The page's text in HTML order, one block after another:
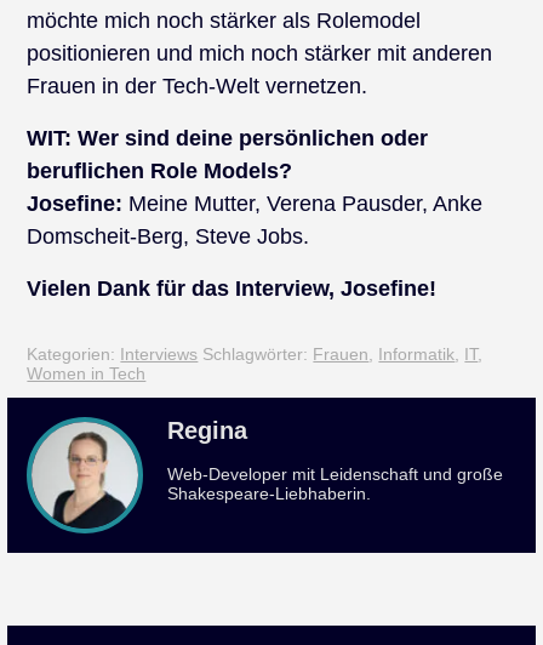
möchte mich noch stärker als Rolemodel
positionieren und mich noch stärker mit anderen
Frauen in der Tech-Welt vernetzen.
WIT: Wer sind deine persönlichen oder
beruflichen Role Models?
Josefine: Meine Mutter, Verena Pausder, Anke
Domscheit-Berg, Steve Jobs.
Vielen Dank für das Interview, Josefine!
Kategorien: Interviews Schlagwörter: Frauen Informatik IT,
Women in Tech
Regina
Web-Developer mit Leidenschaft und große
Shakespeare-Liebhaberin.